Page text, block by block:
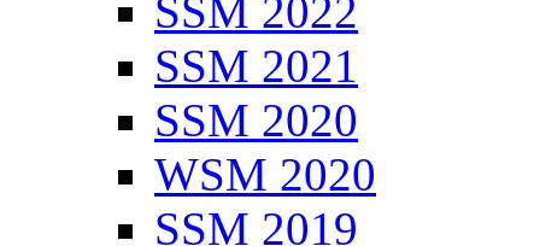
SSM 2022
SSM 2021
SSM 2020
WSM 2020
SSM 2019